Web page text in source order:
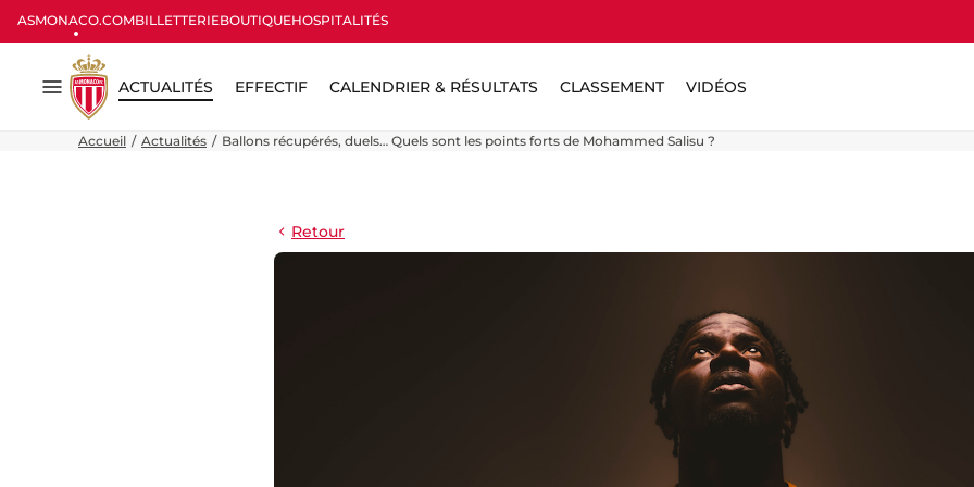
ASMONACO.COMBILLETTERIEBOUTIQUEHOSPITALITÉS
Menu
ACTUALITÉS EFFECTIF CALENDRIER & RÉSULTATS CLASSEMENT VIDÉOS
Accueil Actualités Ballons récupérés, duels… Quels sont les points forts de Mohammed Salisu ?
Retour